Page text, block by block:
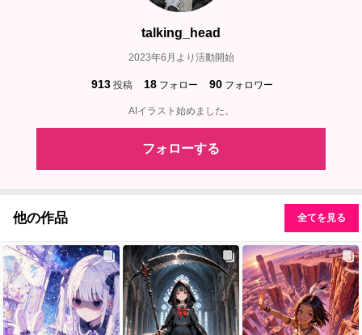
talking_head
2023年6月より活動開始
913 投稿 18 フォロー 90 フォロワー
AIイラスト始めました。
フォローする
他の作品 全てを見る